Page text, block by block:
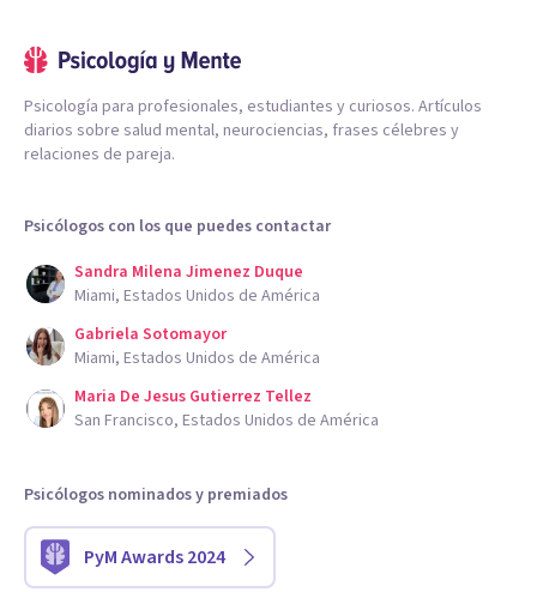
Psicología para profesionales, estudiantes y curiosos. Artículos
diarios sobre salud mental, neurociencias, frases célebres y
relaciones de pareja.
Psicólogos con los que puedes contactar
Sandra Milena Jimenez Duque
Miami, Estados Unidos de América
Gabriela Sotomayor
Miami, Estados Unidos de América
Maria De Jesus Gutierrez Tellez
San Francisco, Estados Unidos de América
Psicólogos nominados y premiados
PyM Awards 2024